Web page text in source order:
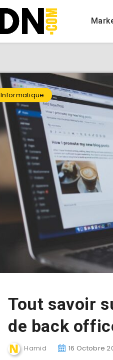
Informatique
Tout savoir
de back
Hamid 16 Octobre